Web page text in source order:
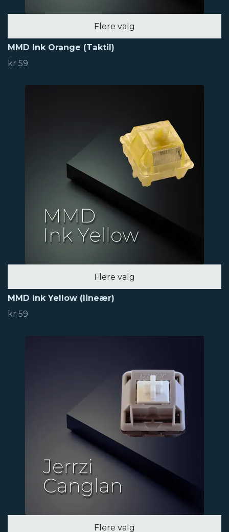
Flere valg
MMD Ink Orange (Taktil)
kr 59
Flere valg
MMD Ink Yellow (lineær)
kr 59
Flere valg